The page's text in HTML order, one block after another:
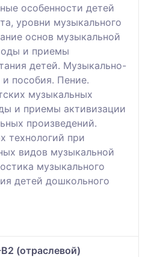
особенности детей
уровни музыкального
основ музыкальной
и приемы
детей. Музыкально-
пособия. Пение.
музыкальных
и приемы активизации
произведений.
технологий при
видов музыкальной
музыкального
детей дошкольного
(отраслевой)